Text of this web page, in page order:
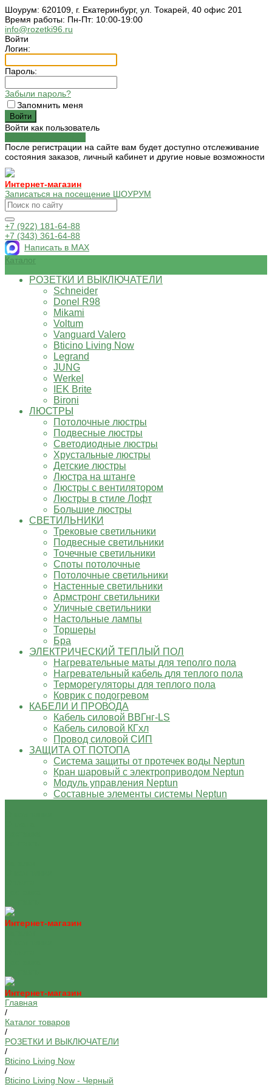
Шоурум: 620109, г. Екатеринбург, ул. Токарей, 40 офис 201
Время работы: Пн-Пт: 10:00-19:00
info@rozetki96.ru
Войти
Логин:
Пароль:
Забыли пароль?
Запомнить меня
Войти как пользователь
После регистрации на сайте вам будет доступно отслеживание
состояния заказов, личный кабинет и другие новые возможности
Интернет-магазин
Записаться на посещение ШОУРУМ
+7 (922) 181-64-88
+7 (343) 361-64-88
Написать в MAX
Каталог
РОЗЕТКИ И ВЫКЛЮЧАТЕЛИ
Schneider
Donel R98
Mikami
Voltum
Vanguard Valero
Bticino Living Now
Legrand
JUNG
Werkel
IEK Brite
Bironi
ЛЮСТРЫ
Потолочные люстры
Подвесные люстры
Светодиодные люстры
Хрустальные люстры
Детские люстры
Люстра на штанге
Люстры с вентилятором
Люстры в стиле Лофт
Большие люстры
СВЕТИЛЬНИКИ
Трековые светильники
Подвесные светильники
Точечные светильники
Споты потолочные
Потолочные светильники
Настенные светильники
Армстронг светильники
Уличные светильники
Настольные лампы
Торшеры
Бра
ЭЛЕКТРИЧЕСКИЙ ТЕПЛЫЙ ПОЛ
Нагревательные маты для теполго пола
Нагревательный кабель для теплого пола
Терморегуляторы для теплого пола
Коврик с подогревом
КАБЕЛИ И ПРОВОДА
Кабель силовой ВВГнг-LS
Кабель силовой КГхл
Провод силовой СИП
ЗАЩИТА ОТ ПОТОПА
Система защиты от протечек воды Neptun
Кран шаровый с электроприводом Neptun
Модуль управления Neptun
Составные элементы системы Neptun
Интернет-магазин
Интернет-магазин
Главная
/
Каталог товаров
/
РОЗЕТКИ И ВЫКЛЮЧАТЕЛИ
/
Bticino Living Now
/
Bticino Living Now - Черный